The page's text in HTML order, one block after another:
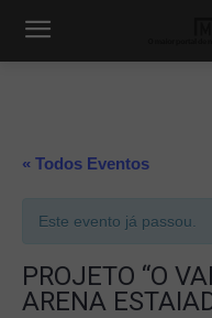
« Todos Eventos
Este evento já passou.
PROJETO “O
ARENA